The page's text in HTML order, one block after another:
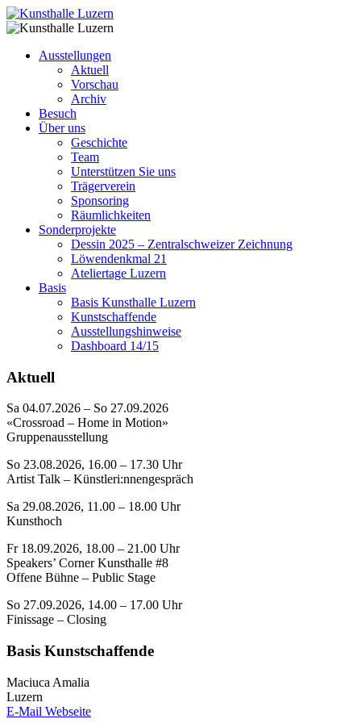
Ausstellungen
Aktuell
Vorschau
Archiv
Besuch
Über uns
Geschichte
Team
Unterstützen Sie uns
Trägerverein
Sponsoring
Räumlichkeiten
Sonderprojekte
Dessin 2025 – Zentralschweizer Zeichnung
Löwendenkmal 21
Ateliertage Luzern
Basis
Basis Kunsthalle Luzern
Kunstschaffende
Ausstellungshinweise
Dashboard 14/15
Aktuell
Sa 04.07.2026 – So 27.09.2026
«Crossroad – Home in Motion»
Gruppenausstellung
So 23.08.2026, 16.00 – 17.30 Uhr
Artist Talk – Künstleri:nnengespräch
Sa 29.08.2026, 11.00 – 18.00 Uhr
Kunsthoch
Fr 18.09.2026, 18.00 – 21.00 Uhr
Speakers’ Corner Kunsthalle #8
Offene Bühne – Public Stage
So 27.09.2026, 14.00 – 17.00 Uhr
Finissage – Closing
Basis Kunstschaffende
Maciuca Amalia
Luzern
E-Mail Webseite